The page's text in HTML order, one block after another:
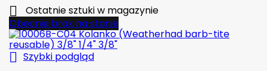

Ostatnie sztuki w magazynie
Obecnie brak na stanie
 Szybki podgląd